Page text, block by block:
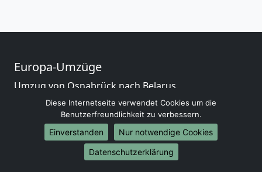
Europa-Umzüge
Umzug von Osnabrück nach Belarus
Umzug von Osnabrück nach Belgien
Umzug von Osnabrück nach Bulgarien
Umzug von Osnabrück nach Dänemark
Umzug von Osnabrück nach England
Umzug von Osnabrück nach Portugal
Diese Internetseite verwendet Cookies um die
Benutzerfreundlichkeit zu verbessern.
Einverstanden
Nur notwendige Cookies
Datenschutzerklärung